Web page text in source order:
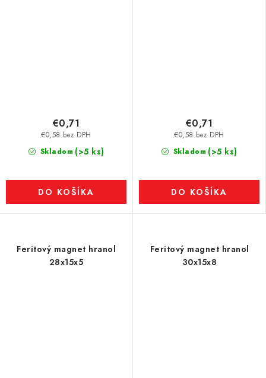
Skladom (>5 ks)
€0,58 bez DPH
€0,71
DO KOŠÍKA
Skladom (>5 ks)
€0,58 bez DPH
€0,71
DO KOŠÍKA
Feritový magnet hranol
28x15x5
Feritový magnet hranol
30x15x8